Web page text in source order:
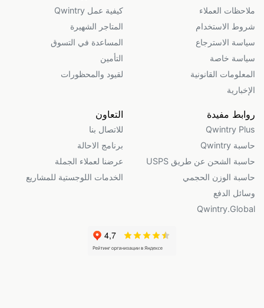
ملاحظات العملاء
شروط الاستخدام
سياسة الاسترجاع
سياسة خاصة
المعلومات القانونية
الإخبارية
كيفية عمل Qwintry
المتاجر الشهيرة
المساعدة في التسوق
التأمين
لقيود والمحظورات
روابط مفيدة
Qwintry Plus
حاسبة Qwintry
حاسبة الشحن عن طريق USPS
حاسبة الوزن الحجمي
وسائل الدفع
Qwintry.Global
التعاون
للاتصال بنا
برنامج الاحالة
عرضنا لعملاء الجملة
الخدمات اللوجستية للمشاريع